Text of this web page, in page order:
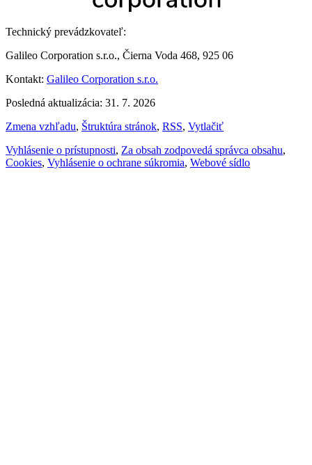
Technický prevádzkovateľ:
Galileo Corporation s.r.o., Čierna Voda 468, 925 06
Kontakt: Galileo Corporation s.r.o.
Posledná aktualizácia: 31. 7. 2026
Zmena vzhľadu, Štruktúra stránok, RSS, Vytlačiť
Vyhlásenie o prístupnosti, Za obsah zodpovedá správca obsahu,
Cookies, Vyhlásenie o ochrane súkromia, Webové sídlo